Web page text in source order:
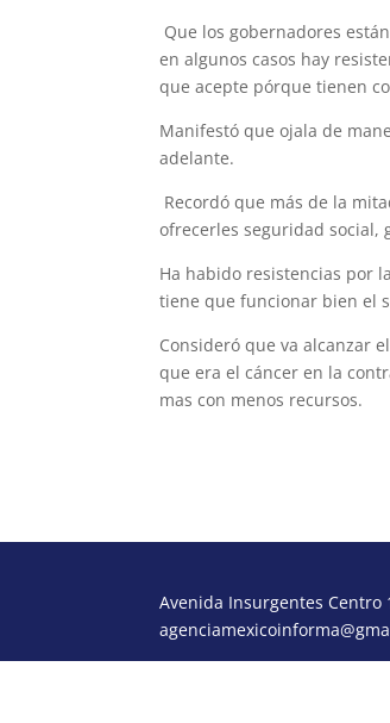
Que los gobernadores
en algunos casos hay
que acepte pórque tienen
Manifestó que ojala de
adelante.
Recordó que más de la
ofrecerles seguridad social,
Ha habido resistencias por
tiene que funcionar bien el
Consideró que va alcanzar
que era el cáncer en la
mas con menos recursos.
Avenida Insurgentes Centro